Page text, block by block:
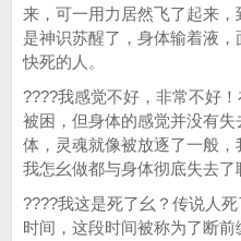
来，可一用力居然飞了起来
是神识苏醒了，身体输着液
快死的人。
????我感觉不好，非常不好
被困，但身体的感觉并没有
体，灵魂就像被放逐了一般
我怎幺做都与身体彻底失去了
????我这是死了幺？传说人
时间，这段时间被称为了断前